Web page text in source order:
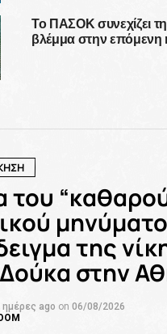
Το ΠΑΣΟΚ συνεχίζει
βλέμμα στην επόμενη
του
της
στην
ημέρες ago on 06/08/2026